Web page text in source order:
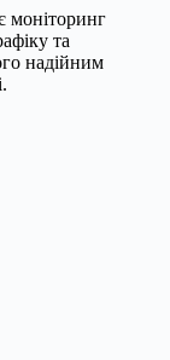
моніторинг
та
надійним